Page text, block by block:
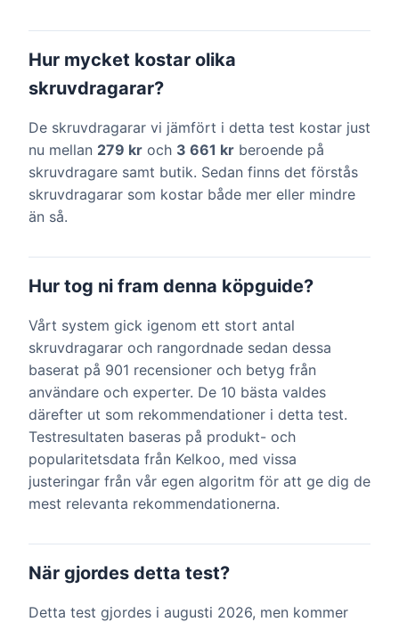
Hur mycket kostar olika
skruvdragarar?
De skruvdragarar vi jämfört i detta test kostar just
nu mellan 279 kr och 3 661 kr beroende på
skruvdragare samt butik. Sedan finns det förstås
skruvdragarar som kostar både mer eller mindre
än så.
Hur tog ni fram denna köpguide?
Vårt system gick igenom ett stort antal
skruvdragarar och rangordnade sedan dessa
baserat på 901 recensioner och betyg från
användare och experter. De 10 bästa valdes
därefter ut som rekommendationer i detta test.
Testresultaten baseras på produkt- och
popularitetsdata från Kelkoo, med vissa
justeringar från vår egen algoritm för att ge dig de
mest relevanta rekommendationerna.
När gjordes detta test?
Detta test gjordes i augusti 2026, men kommer